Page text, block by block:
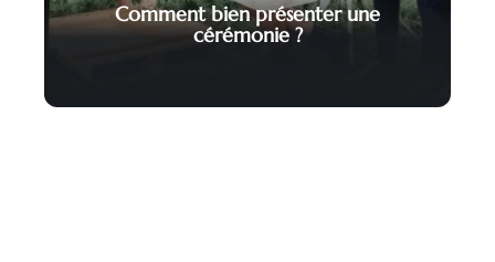
Comment bien présenter une
cérémonie ?